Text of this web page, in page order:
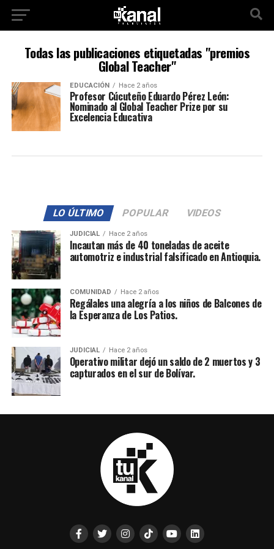
Todas las publicaciones etiquetadas "premios
Global Teacher"
EDUCACIÓN Hace 2 años
Profesor Cúcuteño Eduardo Pérez León:
Nominado al Global Teacher Prize por su
Excelencia Educativa
LO ÚLTIMO POPULAR VIDEOS
JUDICIAL Hace 2 años
Incautan más de 40 toneladas de aceite
automotriz e industrial falsificado en Antioquia.
COMUNIDAD Hace 2 años
Regálales una alegría a los niños de Balcones de
la Esperanza de Los Patios.
JUDICIAL Hace 2 años
Operativo militar dejó un saldo de 2 muertos y 3
capturados en el sur de Bolívar.